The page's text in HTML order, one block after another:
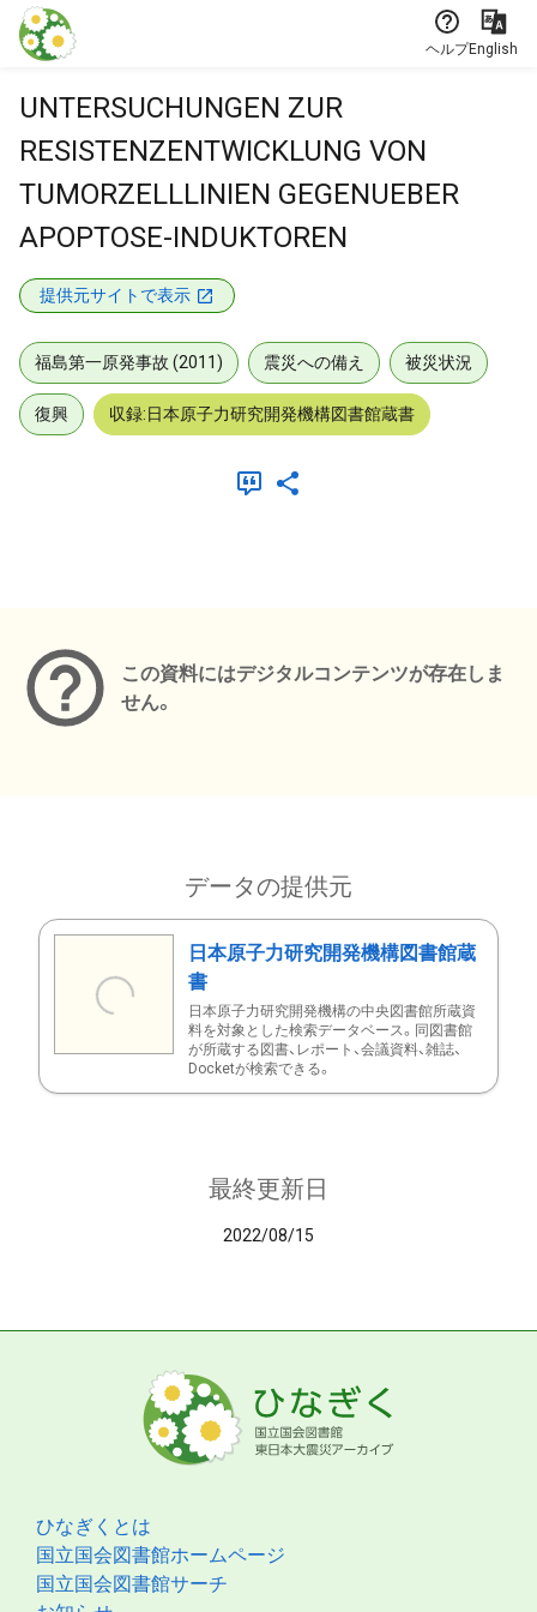
本文に飛ぶ
ヘルプEnglish
UNTERSUCHUNGEN ZUR
RESISTENZENTWICKLUNG VON
TUMORZELLLINIEN GEGENUEBER
APOPTOSE-INDUKTOREN
提供元サイトで表示
福島第一原発事故 (2011) 震災への備え 被災状況
復興 収録:日本原子力研究開発機構図書館蔵書
この資料にはデジタルコンテンツが存在しま
せん。
データの提供元
日本原子力研究開発機構図書館蔵
書
日本原子力研究開発機構の中央図書館所蔵資
料を対象とした検索データベース。同図書館
が所蔵する図書、レポート、会議資料、雑誌、
Docketが検索できる。
最終更新日
2022/08/15
ひなぎくとは
国立国会図書館ホームページ
国立国会図書館サーチ